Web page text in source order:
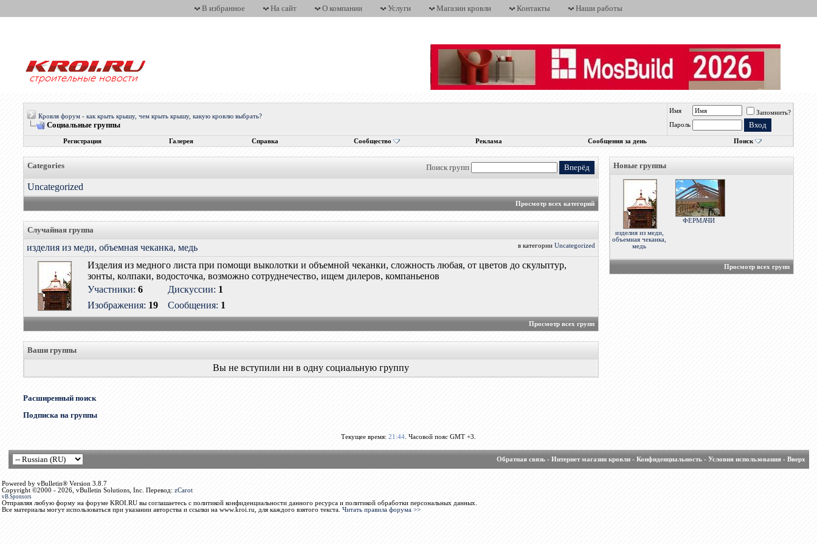
В избранное На сайт О компании Услуги Магазин кровли Контакты Наши работы
Кровля форум - как крыть крышу, чем крыть крышу, какую кровлю выбрать?
Социальные группы
Имя
Запомнить?
Пароль
Регистрация Галерея Справка Сообщество Реклама Сообщения за день Поиск
Поиск групп
Categories
Uncategorized
Просмотр всех категорий
Случайная группа
в категорииUncategorized
изделия из меди, объемная чеканка, медь
Изделия из медного листа при помощи выколотки и объемной чеканки, сложность любая, от цветов до скульптур,
зонты, колпаки, водосточка, возможно сотруднечество, ищем дилеров, компаньенов
Участники: 6
Изображения: 19
Дискуссии: 1
Сообщения: 1
Просмотр всех групп
Ваши группы
Вы не вступили ни в одну социальную группу
Новые группы
изделия из меди,
объемная чеканка,
медь
ФЕРМАЧИ
Просмотр всех групп
Расширенный поиск
Подписка на группы
Текущее время: 21:44. Часовой пояс GMT +3.
Обратная связь- Интернет магазин кровли- Конфиденциальность- Условия использования- Вверх
Powered by vBulletin® Version 3.8.7
Copyright ©2000 - 2026, vBulletin Solutions, Inc. Перевод: zCarot
vB.Sponsors
Отправляя любую форму на форуме KROI.RU вы соглашаетесь с политикой конфиденциальности данного ресурса и политикой обработки персональных данных.
Все материалы могут использоваться при указании авторства и ссылки на www.kroi.ru, для каждого взятого текста. Читать правила форума >>